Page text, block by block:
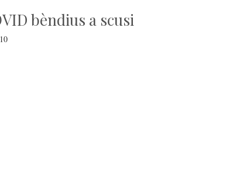
bèndius a scusi